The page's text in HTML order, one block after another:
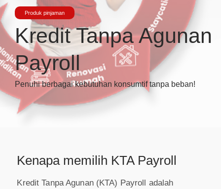
Produk pinjaman
Kredit Tanpa Agunan
Payroll
Penuhi berbagai kebutuhan konsumtif tanpa beban!
Kenapa memilih KTA Payroll
Kredit Tanpa Agunan (KTA) Payroll adalah